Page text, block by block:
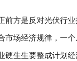
前方是反对光伏行
市场经济规律，一
硬生生要整成计划